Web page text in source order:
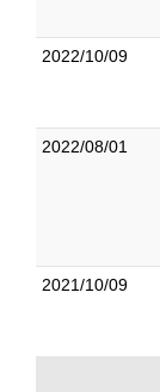
2022/10/09
2022/08/01
2021/10/09